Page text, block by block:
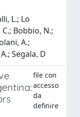
L.; Lo
Bobbio, N.;
A.;
Segala, D
file con
accesso
da
definire